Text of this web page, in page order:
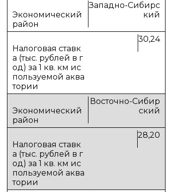
Западно-Сибирс
кий
30,24
Восточно-Сибир
ский
28,20